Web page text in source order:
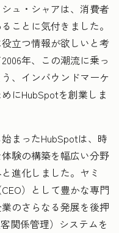
ュ・シャアは、消費者
ことに気付きました。
立つ情報が欲しいと考
年、この潮流に乗っ
、インバウンドマーケ
にHubSpotを創業しま
まったHubSpotは、時
験の構築を幅広い分野
進化しました。ヤミ
）として豊かな専門
のさらなる発展を後押
関係管理）システムを